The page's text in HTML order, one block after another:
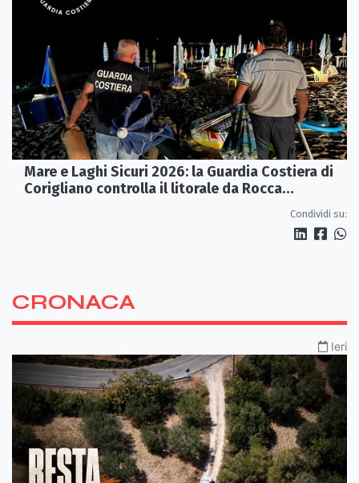
Mare e Laghi Sicuri 2026: la Guardia Costiera di
Corigliano controlla il litorale da Rocca
Condividi su:
CRONACA
Ieri